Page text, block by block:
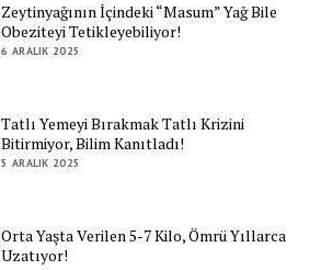
Zeytinyağının İçindeki “Masum” Yağ Bile
Obeziteyi Tetikleyebiliyor!
6 ARALIK 2025
Tatlı Yemeyi Bırakmak Tatlı Krizini
Bitirmiyor, Bilim Kanıtladı!
5 ARALIK 2025
Orta Yaşta Verilen 5-7 Kilo, Ömrü Yıllarca
Uzatıyor!